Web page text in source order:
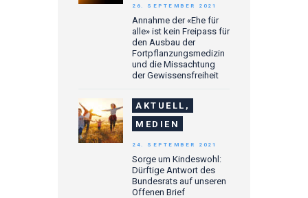
Annahme der «Ehe für
alle» ist kein Freipass für
den Ausbau der
Fortpflanzungsmedizin
und die Missachtung
der Gewissensfreiheit
26. SEPTEMBER 2021
AKTUELL,
MEDIEN
Sorge um Kindeswohl:
Dürftige Antwort des
Bundesrats auf unseren
Offenen Brief
24. SEPTEMBER 2021